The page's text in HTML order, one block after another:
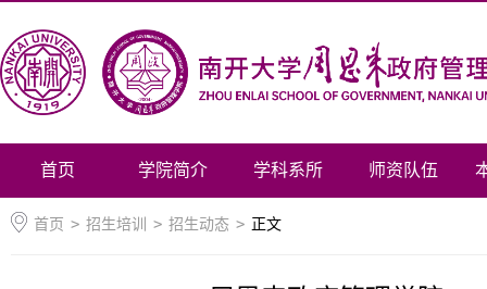
首页 学院简介 学科系所 师资队伍
首页 > 招生培训 > 招生动态 > 正文